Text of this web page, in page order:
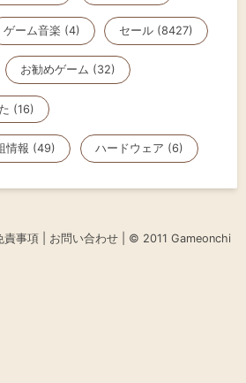
ゲーム音楽 (4) セール (8427)
お勧めゲーム (32)
(16)
情報 (49) ハードウェア (6)
責事項| お問い合わせ| © 2011 Gameonchi